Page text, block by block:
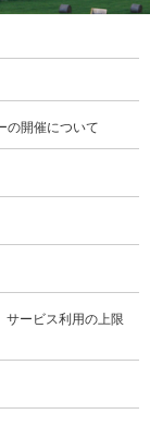
の開催について
サービス利用の上限